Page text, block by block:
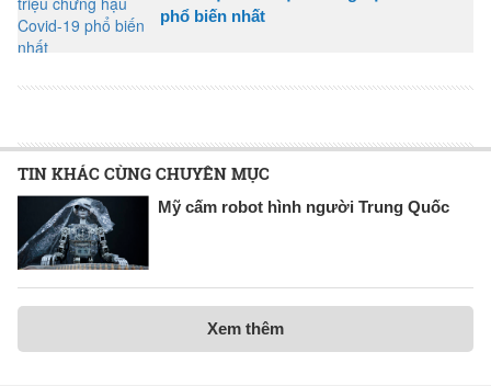
phổ biến nhất
TIN KHÁC CÙNG CHUYÊN MỤC
Mỹ cấm robot hình người Trung Quốc
Xem thêm